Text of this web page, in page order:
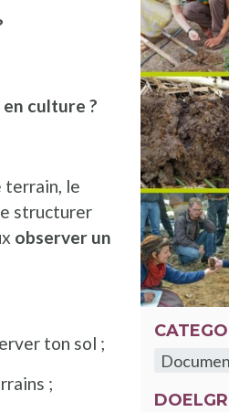
culture ?
terrain, le
structurer
observer un
ton sol ;
;